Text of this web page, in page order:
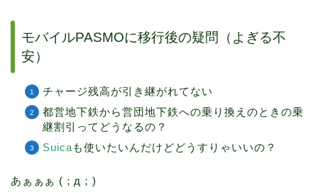
モバイルPASMOに移行後の疑問（よぎる不
安）
チャージ残高が引き継がれてない
都営地下鉄から営団地下鉄への乗り換えのときの乗
継割引ってどうなるの？
Suicaも使いたいんだけどどうすりゃいいの？
あぁぁぁ (；д；)